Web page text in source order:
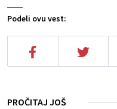
Podeli ovu vest:
PROČITAJ JOŠ